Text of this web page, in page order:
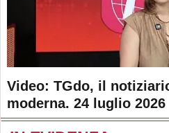
Video: TGdo, il
moderna. 24 luglio 2026